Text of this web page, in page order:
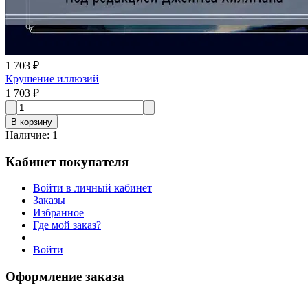
1 703 ₽
Крушение иллюзий
1 703 ₽
В корзину
Наличие: 1
Кабинет покупателя
Войти в личный кабинет
Заказы
Избранное
Где мой заказ?
Войти
Оформление заказа